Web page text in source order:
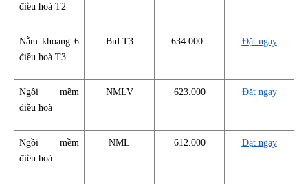
điều hoà T2
Nằm khoang 6
điều hoà T3
BnLT3 634.000 Đặt ngay
Ngồi mềm
điều hoà
NMLV 623.000 Đặt ngay
Ngồi mềm
điều hoà
NML 612.000 Đặt ngay